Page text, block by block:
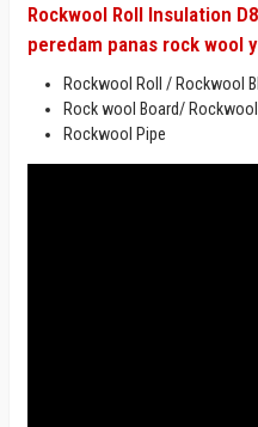
Rockwool Roll Insulation
peredam panas rock wool
Rockwool Roll / Rockwool
Rock wool Board/
Rockwool Pipe